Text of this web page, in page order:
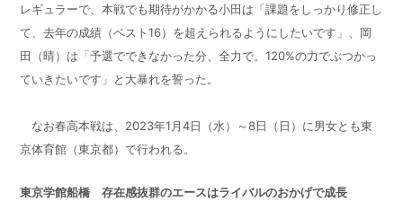
レギュラーで、本戦でも期待がかかる小田は「課題をしっかり修正し
て、去年の成績（ベスト16）を超えられるようにしたいです」、岡
田（晴）は「予選でできなかった分、全力で。120%の力でぶつかっ
ていきたいです」と大暴れを誓った。
なお春高本戦は、2023年1月4日（水）～8日（日）に男女とも東
京体育館（東京都）で行われる。
東京学館船橋 存在感抜群のエースはライバルのおかげで成長